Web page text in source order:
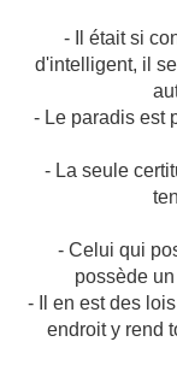
- Il était si
d'intelligent, il
- Le paradis est
- La seule
- Celui qui
possède
- Il en est des
endroit y rend